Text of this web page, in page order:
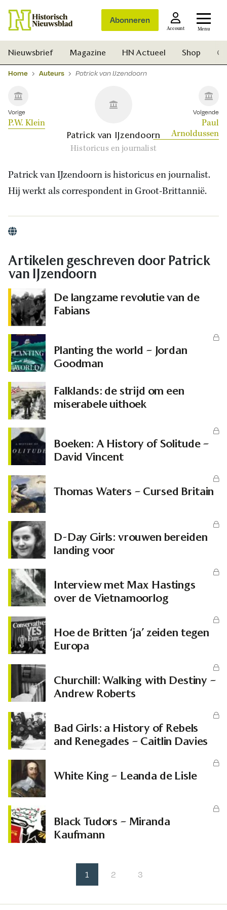
Abonneren
Account Menu
Zoek
Nieuwsbrief Magazine HN Actueel Shop
Home Auteurs Patrick van IJzendoorn
Vorige
P.W. Klein
Patrick van IJzendoorn
Historicus en journalist
Volgende
Paul
Arnoldussen
Patrick van IJzendoorn is historicus en journalist.
Hij werkt als correspondent in Groot-Brittannië.
Website
Artikelen geschreven door Patrick
van IJzendoorn
De langzame revolutie van de
Fabians
Planting the world – Jordan
Goodman
Falklands: de strijd om een
miserabele uithoek
Boeken: A History of Solitude –
David Vincent
Thomas Waters – Cursed Britain
D-Day Girls: vrouwen bereiden
landing voor
Interview met Max Hastings
over de Vietnamoorlog
Hoe de Britten ‘ja’ zeiden tegen
Europa
Churchill: Walking with Destiny –
Andrew Roberts
Bad Girls: a History of Rebels
and Renegades – Caitlin Davies
White King – Leanda de Lisle
Black Tudors – Miranda
Kaufmann
1 2 3